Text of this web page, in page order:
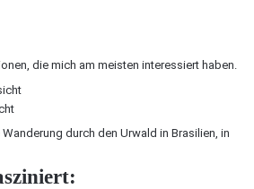
die mich am meisten interessiert haben.
durch den Urwald in Brasilien, in